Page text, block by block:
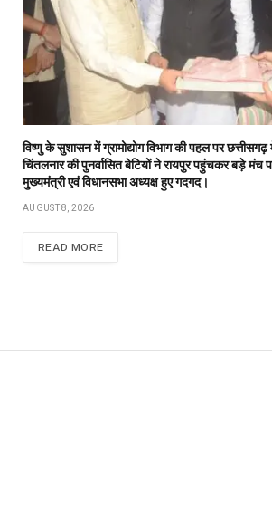
विष्णु के सुशासन में ग्रामोद्योग विभाग की पहल पर
चिंतलनार की पुनर्वासित बेटियों ने रायपुर पहुंचकर बड़े मंच
मुख्यमंत्री एवं विधानसभा अध्यक्ष हुए गदगद।
AUGUST 8, 2026
READ MORE